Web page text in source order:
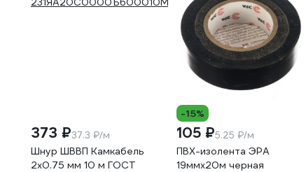
373 ₽37.3 ₽/м
Шнур ШВВП Камкабель
2x0.75 мм 10 м ГОСТ
-15%
105 ₽5.25 ₽/м
ПВХ-изолента ЭРА
19ммх20м черная